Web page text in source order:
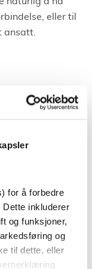
for å forbedre
inkluderer
og funksjoner,
og
til dette, eller
eller til
ansatt.
til å
saker for
kan og bør
advokatfirma
På den måten
i mange
som har mye